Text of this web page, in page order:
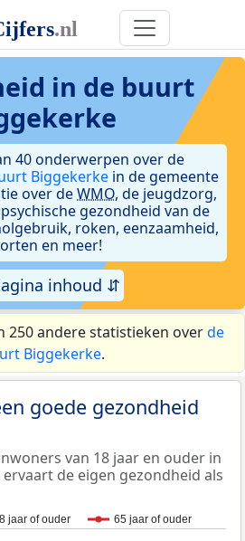
in de buurt
40 onderwerpen over de
Biggekerke in de gemeente
over deWMO, de jeugdzorg,
gezondheid van de
roken, eenzaamheid,
en meer!
inhoud ⇵
250 andere statistieken overde
Biggekerke.
goede gezondheid
van 18 jaar en ouder in
de eigen gezondheid als
jaar of ouder 65 jaar of ouder